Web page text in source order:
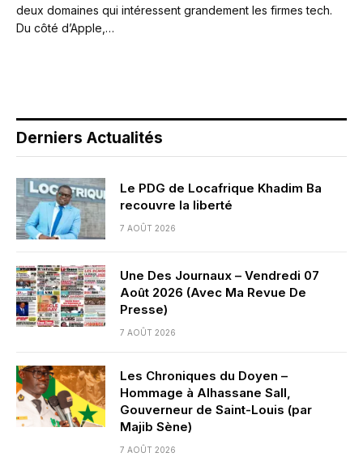
deux domaines qui intéressent grandement les firmes tech.
Du côté d’Apple,…
Derniers Actualités
Le PDG de Locafrique Khadim Ba
recouvre la liberté
7 AOÛT 2026
Une Des Journaux – Vendredi 07
Août 2026 (Avec Ma Revue De
Presse)
7 AOÛT 2026
Les Chroniques du Doyen –
Hommage à Alhassane Sall,
Gouverneur de Saint-Louis (par
Majib Sène)
7 AOÛT 2026